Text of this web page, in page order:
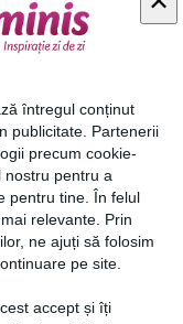
întregul conținut
publicitate. Partenerii
precum cookie-
nostru pentru a
pentru tine. În felul
relevante. Prin
ne ajuți să folosim
pe site.
accept și îți
România